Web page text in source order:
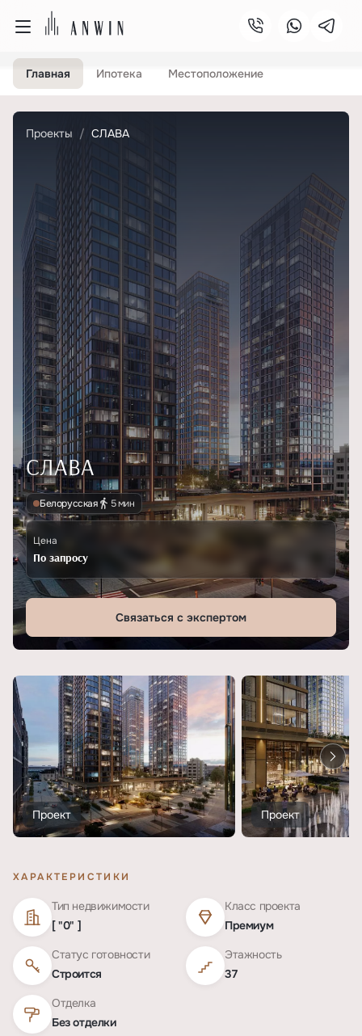
Главная Ипотека Местоположение
Проекты СЛАВА
СЛАВА
Белорусская 5 мин
Цена
По запросу
Связаться с экспертом
Проект Проект
ХАРАКТЕРИСТИКИ
Тип недвижимости
[ "0" ]
Класс проекта
Премиум
Статус готовности
Строится
Этажность
37
Отделка
Без отделки